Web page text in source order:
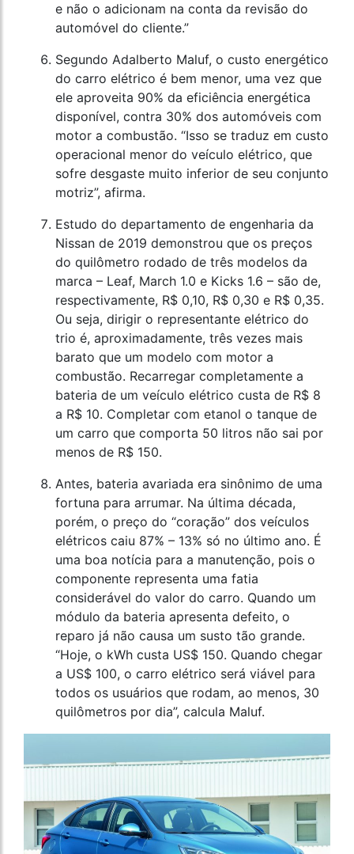
e não o adicionam na conta da revisão do
automóvel do cliente.”
Segundo Adalberto Maluf, o custo energético
do carro elétrico é bem menor, uma vez que
ele aproveita 90% da eficiência energética
disponível, contra 30% dos automóveis com
motor a combustão. “Isso se traduz em custo
operacional menor do veículo elétrico, que
sofre desgaste muito inferior de seu conjunto
motriz”, afirma.
Estudo do departamento de engenharia da
Nissan de 2019 demonstrou que os preços
do quilômetro rodado de três modelos da
marca – Leaf, March 1.0 e Kicks 1.6 – são de,
respectivamente, R$ 0,10, R$ 0,30 e R$ 0,35.
Ou seja, dirigir o representante elétrico do
trio é, aproximadamente, três vezes mais
barato que um modelo com motor a
combustão. Recarregar completamente a
bateria de um veículo elétrico custa de R$ 8
a R$ 10. Completar com etanol o tanque de
um carro que comporta 50 litros não sai por
menos de R$ 150.
Antes, bateria avariada era sinônimo de uma
fortuna para arrumar. Na última década,
porém, o preço do “coração” dos veículos
elétricos caiu 87% – 13% só no último ano. É
uma boa notícia para a manutenção, pois o
componente representa uma fatia
considerável do valor do carro. Quando um
módulo da bateria apresenta defeito, o
reparo já não causa um susto tão grande.
“Hoje, o kWh custa US$ 150. Quando chegar
a US$ 100, o carro elétrico será viável para
todos os usuários que rodam, ao menos, 30
quilômetros por dia”, calcula Maluf.